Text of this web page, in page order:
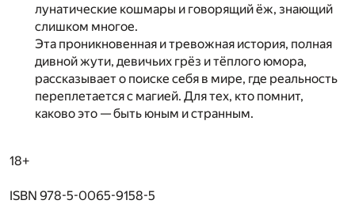
лунатические кошмары и говорящий ёж, знающий
слишком многое.
Эта проникновенная и тревожная история, полная
дивной жути, девичьих грёз и тёплого юмора,
рассказывает о поиске себя в мире, где реальность
переплетается с магией. Для тех, кто помнит,
каково это — быть юным и странным.
18+
ISBN 978-5-0065-9158-5